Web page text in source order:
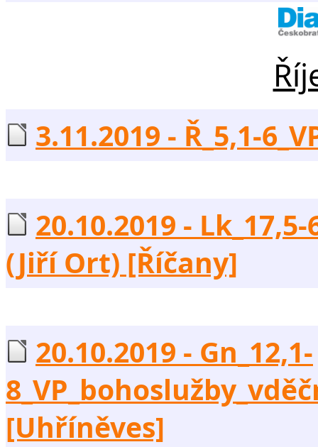
3.11.2019 - Ř_5,1-
20.10.2019 -
(Jiří Ort) [Říčany]
20.10.2019 - Gn_12,1-
[Uhříněves]